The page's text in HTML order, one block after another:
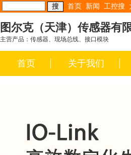
首页 新闻 工控搜
图尔克（天津）传感器有
主营产品：传感器、现场总线、接口模块
首页 关于我们